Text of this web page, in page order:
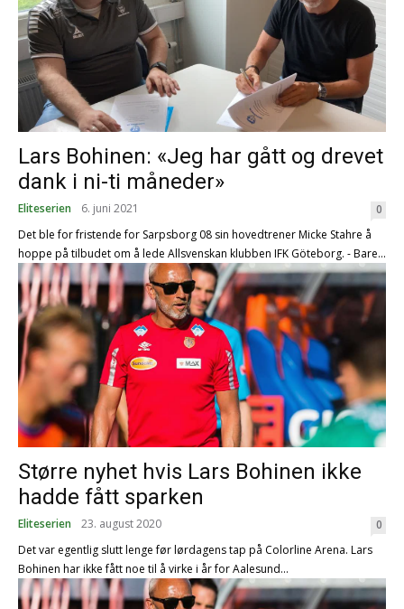
Lars Bohinen: «Jeg har gått og drevet
dank i ni-ti måneder»
Eliteserien 6. juni 2021
0
Det ble for fristende for Sarpsborg 08 sin hovedtrener Micke Stahre å
hoppe på tilbudet om å lede Allsvenskan klubben IFK Göteborg. - Bare...
Større nyhet hvis Lars Bohinen ikke
hadde fått sparken
Eliteserien 23. august 2020
0
Det var egentlig slutt lenge før lørdagens tap på Colorline Arena. Lars
Bohinen har ikke fått noe til å virke i år for Aalesund...